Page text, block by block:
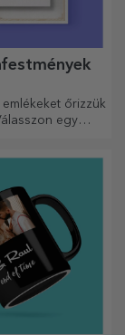
őrizzük
egy